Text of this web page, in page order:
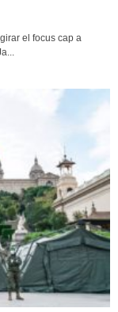
el focus cap a